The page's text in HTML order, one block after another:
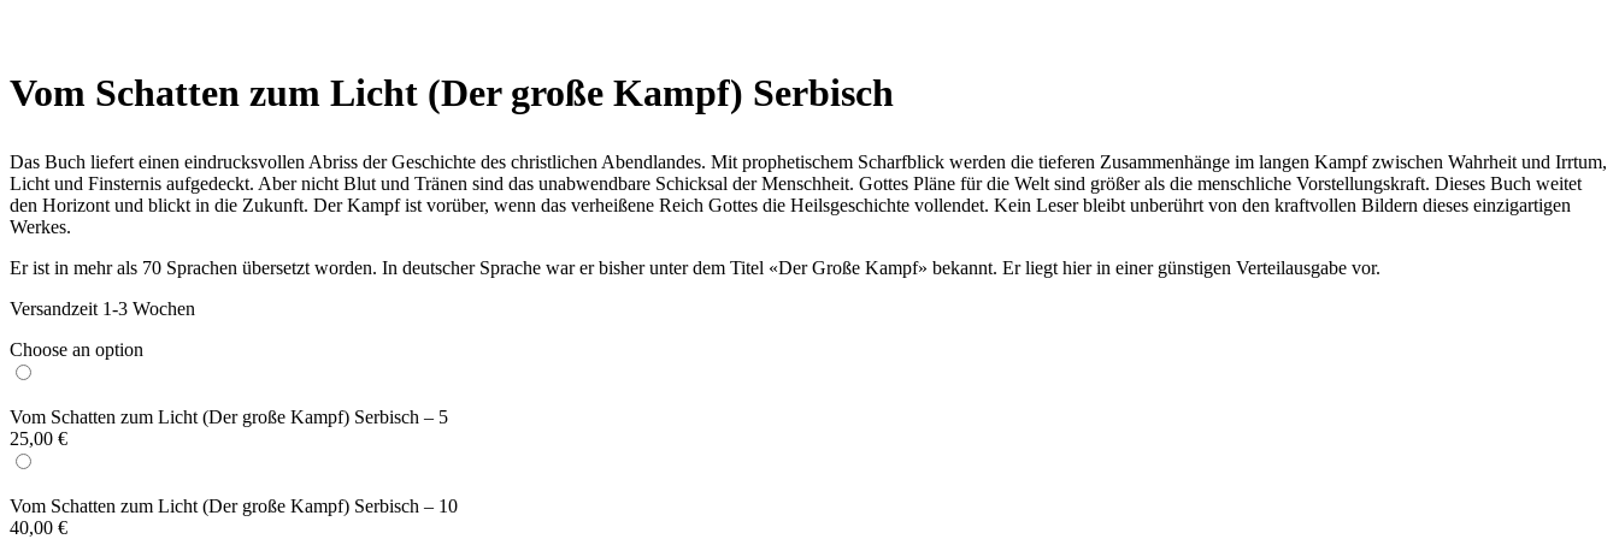
Vom Schatten zum Licht (Der große Kampf) Serbisch
Das Buch liefert einen eindrucksvollen Abriss der Geschichte des christlichen Abendlandes. Mit prophetischem Scharfblick werden die tieferen Zusammenhänge im langen Kampf zwischen Wahrheit und Irrtum,
Licht und Finsternis aufgedeckt. Aber nicht Blut und Tränen sind das unabwendbare Schicksal der Menschheit. Gottes Pläne für die Welt sind größer als die menschliche Vorstellungskraft. Dieses Buch weitet
den Horizont und blickt in die Zukunft. Der Kampf ist vorüber, wenn das verheißene Reich Gottes die Heilsgeschichte vollendet. Kein Leser bleibt unberührt von den kraftvollen Bildern dieses einzigartigen
Werkes.
Er ist in mehr als 70 Sprachen übersetzt worden. In deutscher Sprache war er bisher unter dem Titel «Der Große Kampf» bekannt. Er liegt hier in einer günstigen Verteilausgabe vor.
Versandzeit 1-3 Wochen
Choose an option
Vom Schatten zum Licht (Der große Kampf) Serbisch – 5
25,00 €
Vom Schatten zum Licht (Der große Kampf) Serbisch – 10
40,00 €